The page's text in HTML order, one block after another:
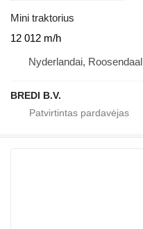
Mini traktorius
12 012 m/h
Nyderlandai, Roosendaal
BREDI B.V.